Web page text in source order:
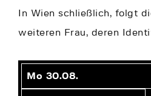
In Wien schließlich, folgt
weiteren Frau, deren
Mo 30.08.